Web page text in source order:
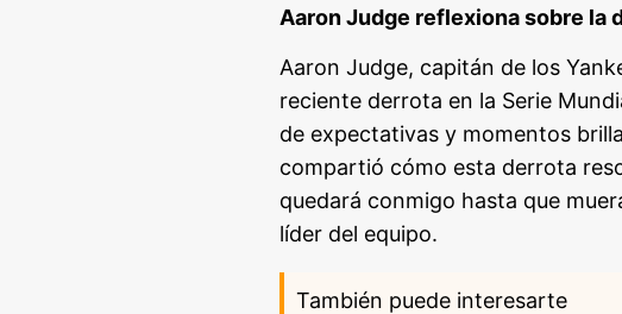
Aaron Judge reflexiona sobre la
Aaron Judge, capitán de los
reciente derrota en la Serie
de expectativas y momentos
compartió cómo esta derrota
quedará conmigo hasta que
líder del equipo.
También puede interesarte